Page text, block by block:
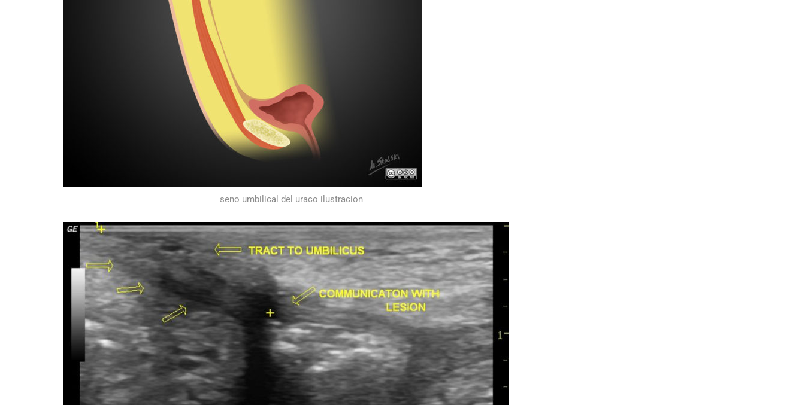
seno umbilical del uraco ilustracion